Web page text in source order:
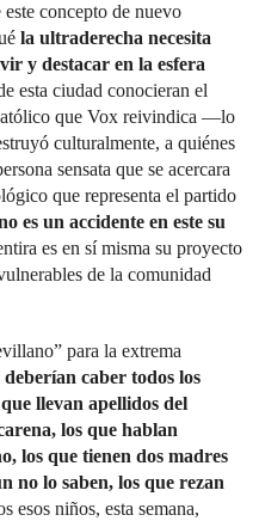
este concepto de nuevo
la ultraderecha necesita
y destacar en la esfera
esta ciudad conocieran el
que Vox reivindica —lo
culturalmente, a quiénes
sensata que se acercara
que representa el partido
es un accidente en este su
es en sí misma su proyecto
de la comunidad
para la extrema
deberían caber todos los
llevan apellidos del
los que hablan
los que tienen dos madres
no lo saben, los que rezan
esos niños, esta semana,